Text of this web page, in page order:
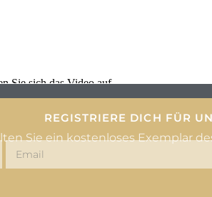
Sie sich das Video auf
REGISTRIERE DICH FÜR
Sie ein kostenloses Exemplar